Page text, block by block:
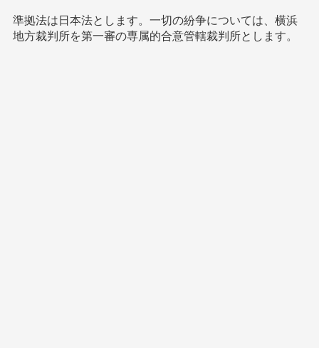
準拠法は日本法とします。一切の紛争については、横浜
地方裁判所を第一審の専属的合意管轄裁判所とします。